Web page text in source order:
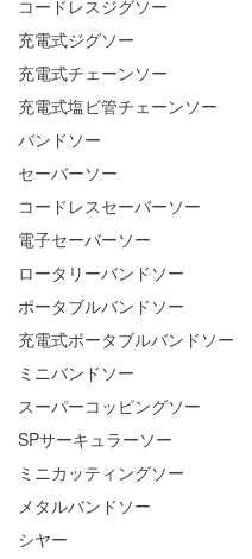
コードレスジグソー
充電式ジグソー
充電式チェーンソー
充電式塩ビ管チェーンソー
バンドソー
セーバーソー
コードレスセーバーソー
電子セーバーソー
ロータリーバンドソー
ポータブルバンドソー
充電式ポータブルバンドソー
ミニバンドソー
スーパーコッピングソー
SPサーキュラーソー
ミニカッティングソー
メタルバンドソー
シヤー